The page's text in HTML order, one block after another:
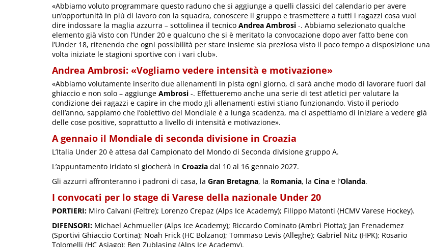
«Abbiamo voluto programmare questo raduno che si aggiunge a quelli classici del calendario per avere
un’opportunità in più di lavoro con la squadra, conoscere il gruppo e trasmettere a tutti i ragazzi cosa vuol
dire indossare la maglia azzurra – sottolinea il tecnico Andrea Ambrosi -. Abbiamo selezionato qualche
elemento già visto con l’Under 20 e qualcuno che si è meritato la convocazione dopo aver fatto bene con
l’Under 18, ritenendo che ogni possibilità per stare insieme sia preziosa visto il poco tempo a disposizione una
volta iniziate le stagioni sportive con i vari club».
Andrea Ambrosi: «Vogliamo vedere intensità e motivazione»
«Abbiamo volutamente inserito due allenamenti in pista ogni giorno, ci sarà anche modo di lavorare fuori dal
ghiaccio e non solo – aggiunge Ambrosi -. Effettueremo anche una serie di test atletici per valutare la
condizione dei ragazzi e capire in che modo gli allenamenti estivi stiano funzionando. Visto il periodo
dell’anno, sappiamo che l’obiettivo del Mondiale è a lunga scadenza, ma ci aspettiamo di iniziare a vedere già
delle cose positive, soprattutto a livello di intensità e motivazione».
A gennaio il Mondiale di seconda divisione in Croazia
L’Italia Under 20 è attesa dal Campionato del Mondo di Seconda divisione gruppo A.
L’appuntamento iridato si giocherà in Croazia dal 10 al 16 gennaio 2027.
Gli azzurri affronteranno i padroni di casa, la Gran Bretagna, la Romania, la Cina e l’Olanda.
I convocati per lo stage di Varese della nazionale Under 20
PORTIERI: Miro Calvani (Feltre); Lorenzo Crepaz (Alps Ice Academy); Filippo Matonti (HCMV Varese Hockey).
DIFENSORI: Michael Achmueller (Alps Ice Academy); Riccardo Cominato (Ambrì Piotta); Jan Frenademez
(Sportivi Ghiaccio Cortina); Noah Frick (HC Bolzano); Tommaso Levis (Alleghe); Gabriel Nitz (HPK); Rosario
Tolomelli (HC Asiago); Ben Zublasing (Alps Ice Academy).